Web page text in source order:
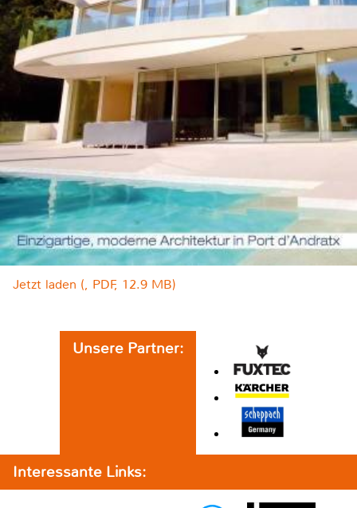
Jetzt laden (, PDF, 12.9 MB)
Unsere Partner:
Interessante Links: